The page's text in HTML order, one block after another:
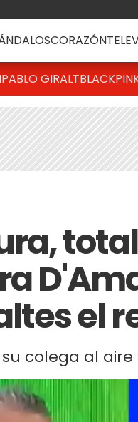
CORAZÓN
PABLO GIRALT
el
colega al